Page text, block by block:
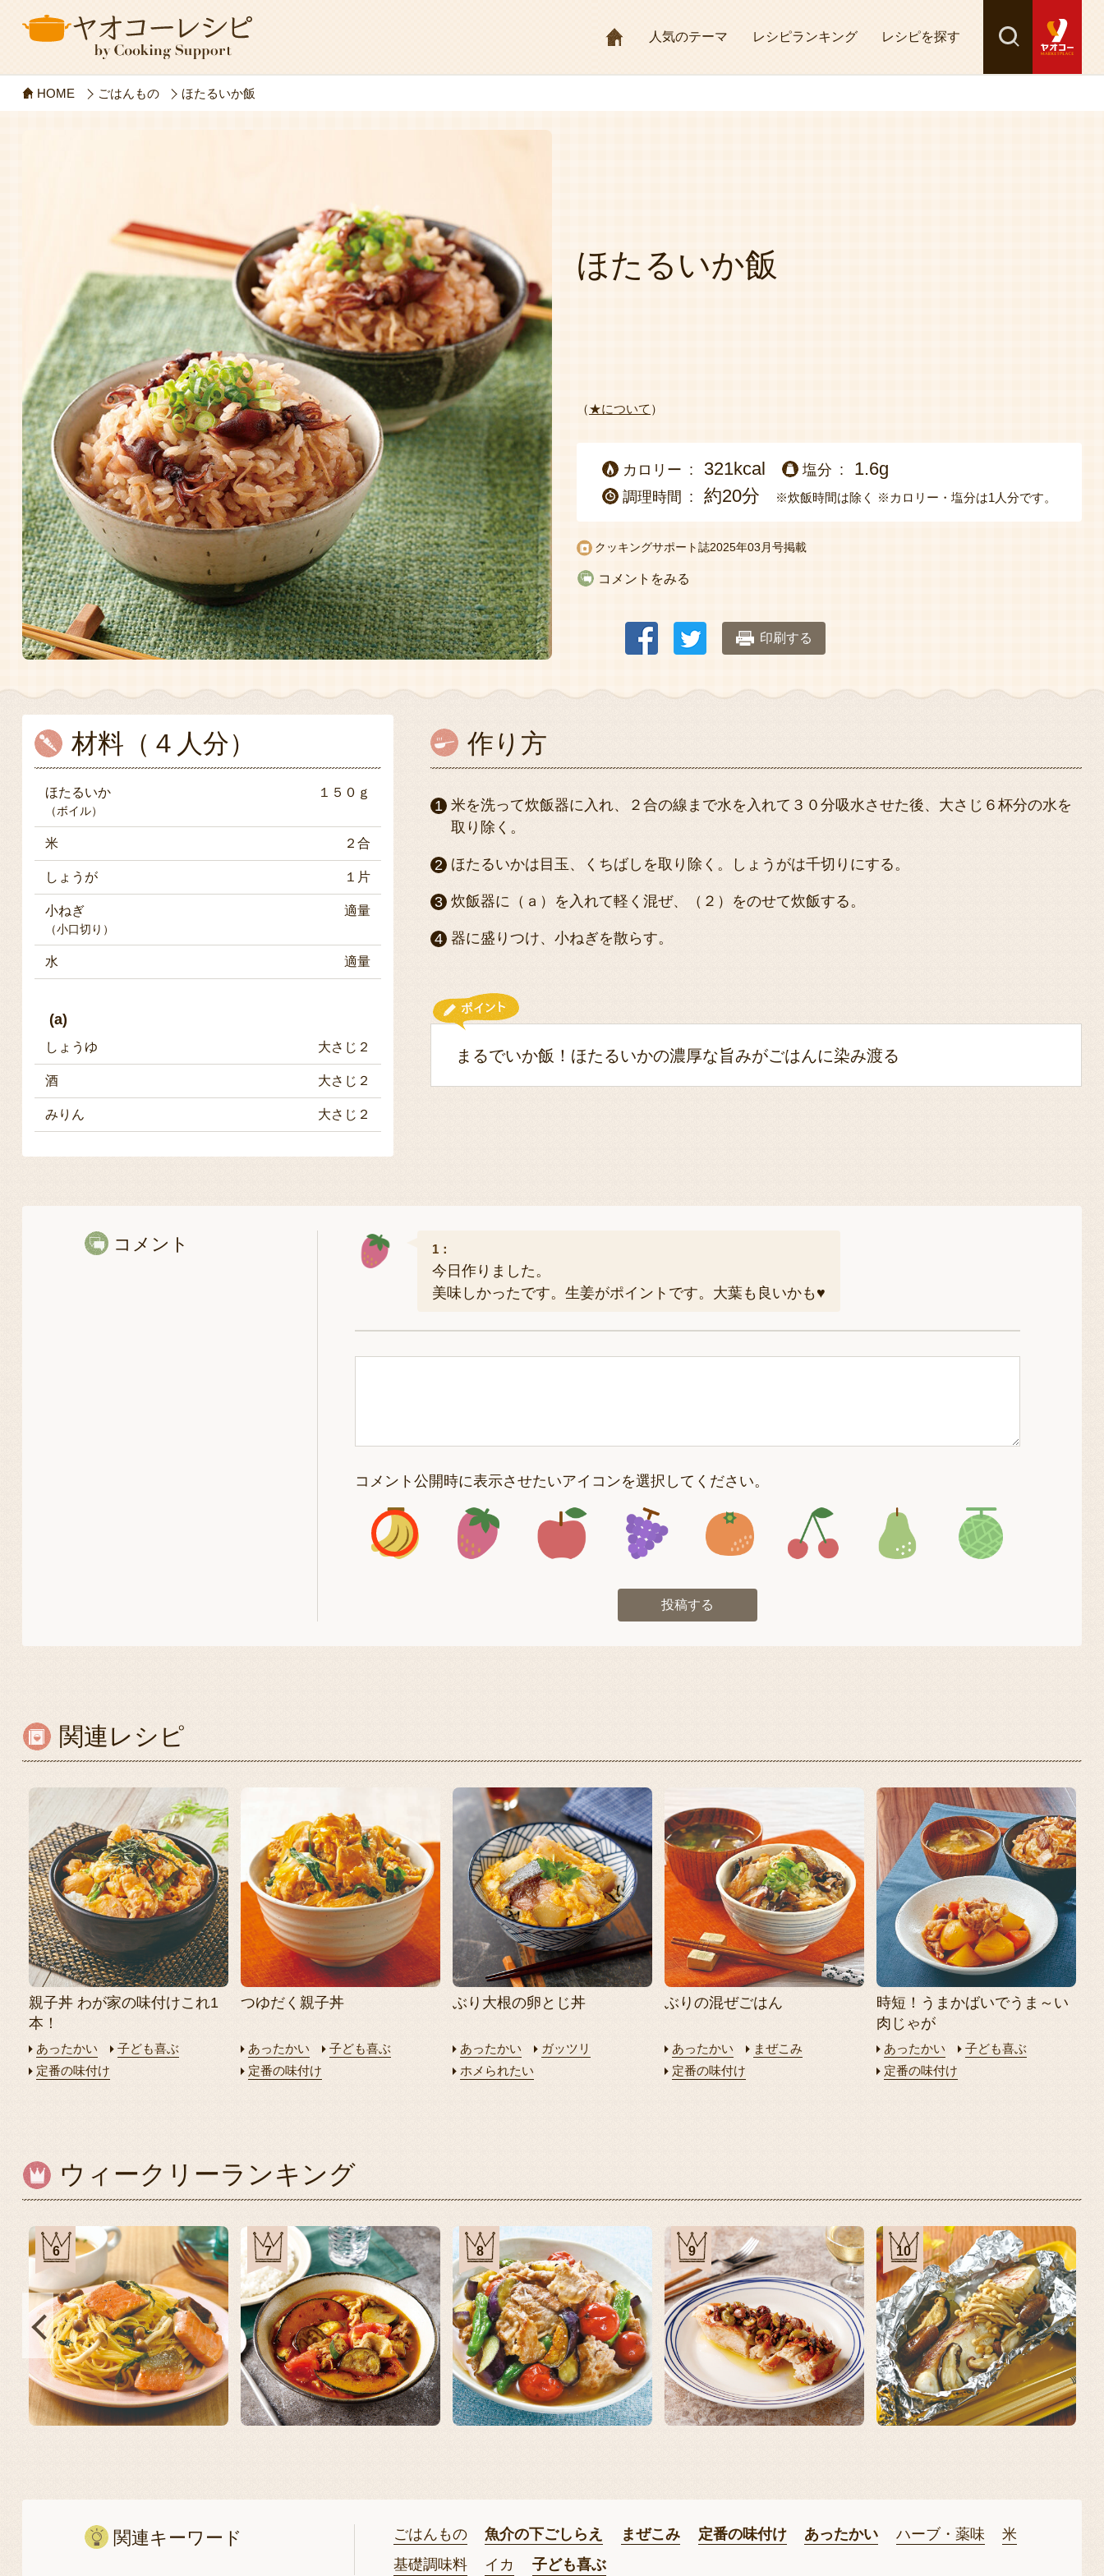
HOME人気のテーマ レシピランキング レシピを探す 検索
探す
HOME ごはんもの ほたるいか飯
ほたるいか飯
（★について ）
カロリー 321kcal 塩分 1.6g
調理時間 約20分 ※炊飯時間は除く ※カロリー・塩分は1人分です。
クッキングサポート誌2025年03月号掲載
コメントをみる
印刷する
材料（４人分）
ほたるいか １５０ｇ
（ボイル）
米 ２合
しょうが １片
小ねぎ 適量
（小口切り）
水 適量
(a)
しょうゆ 大さじ２
酒 大さじ２
みりん 大さじ２
作り方
米を洗って炊飯器に入れ、２合の線まで水を入れて３０分吸水させた後、大さじ６杯分の水を
取り除く。
ほたるいかは目玉、くちばしを取り除く。しょうがは千切りにする。
炊飯器に（ａ）を入れて軽く混ぜ、（２）をのせて炊飯する。
器に盛りつけ、小ねぎを散らす。
まるでいか飯！ほたるいかの濃厚な旨みがごはんに染み渡る
コメント 1：
今日作りました。
美味しかったです。生姜がポイントです。大葉も良いかも♥️
コメント公開時に表示させたいアイコンを選択してください。
アイコン1 アイコン2 アイコン3 アイコン4 アイコン5 アイコン6 アイコン7
投稿する
関連レシピ
親子丼 わが家の味付けこれ1
本！
あったかい
子ども喜ぶ
定番の味付け
つゆだく親子丼
あったかい
子ども喜ぶ
定番の味付け
ぶり大根の卵とじ丼
あったかい
ガッツリ
ホメられたい
ぶりの混ぜごはん
あったかい
まぜこみ
定番の味付け
時短！うまかばいでうま～い
肉じゃが
あったかい
子ども喜ぶ
定番の味付け
ウィークリーランキング
6 7 8 9 10
関連キーワード ごはんもの 魚介の下ごしらえ まぜこみ 定番の味付け あったかい ハーブ・薬味
米
基礎調味料
イカ 子ども喜ぶ